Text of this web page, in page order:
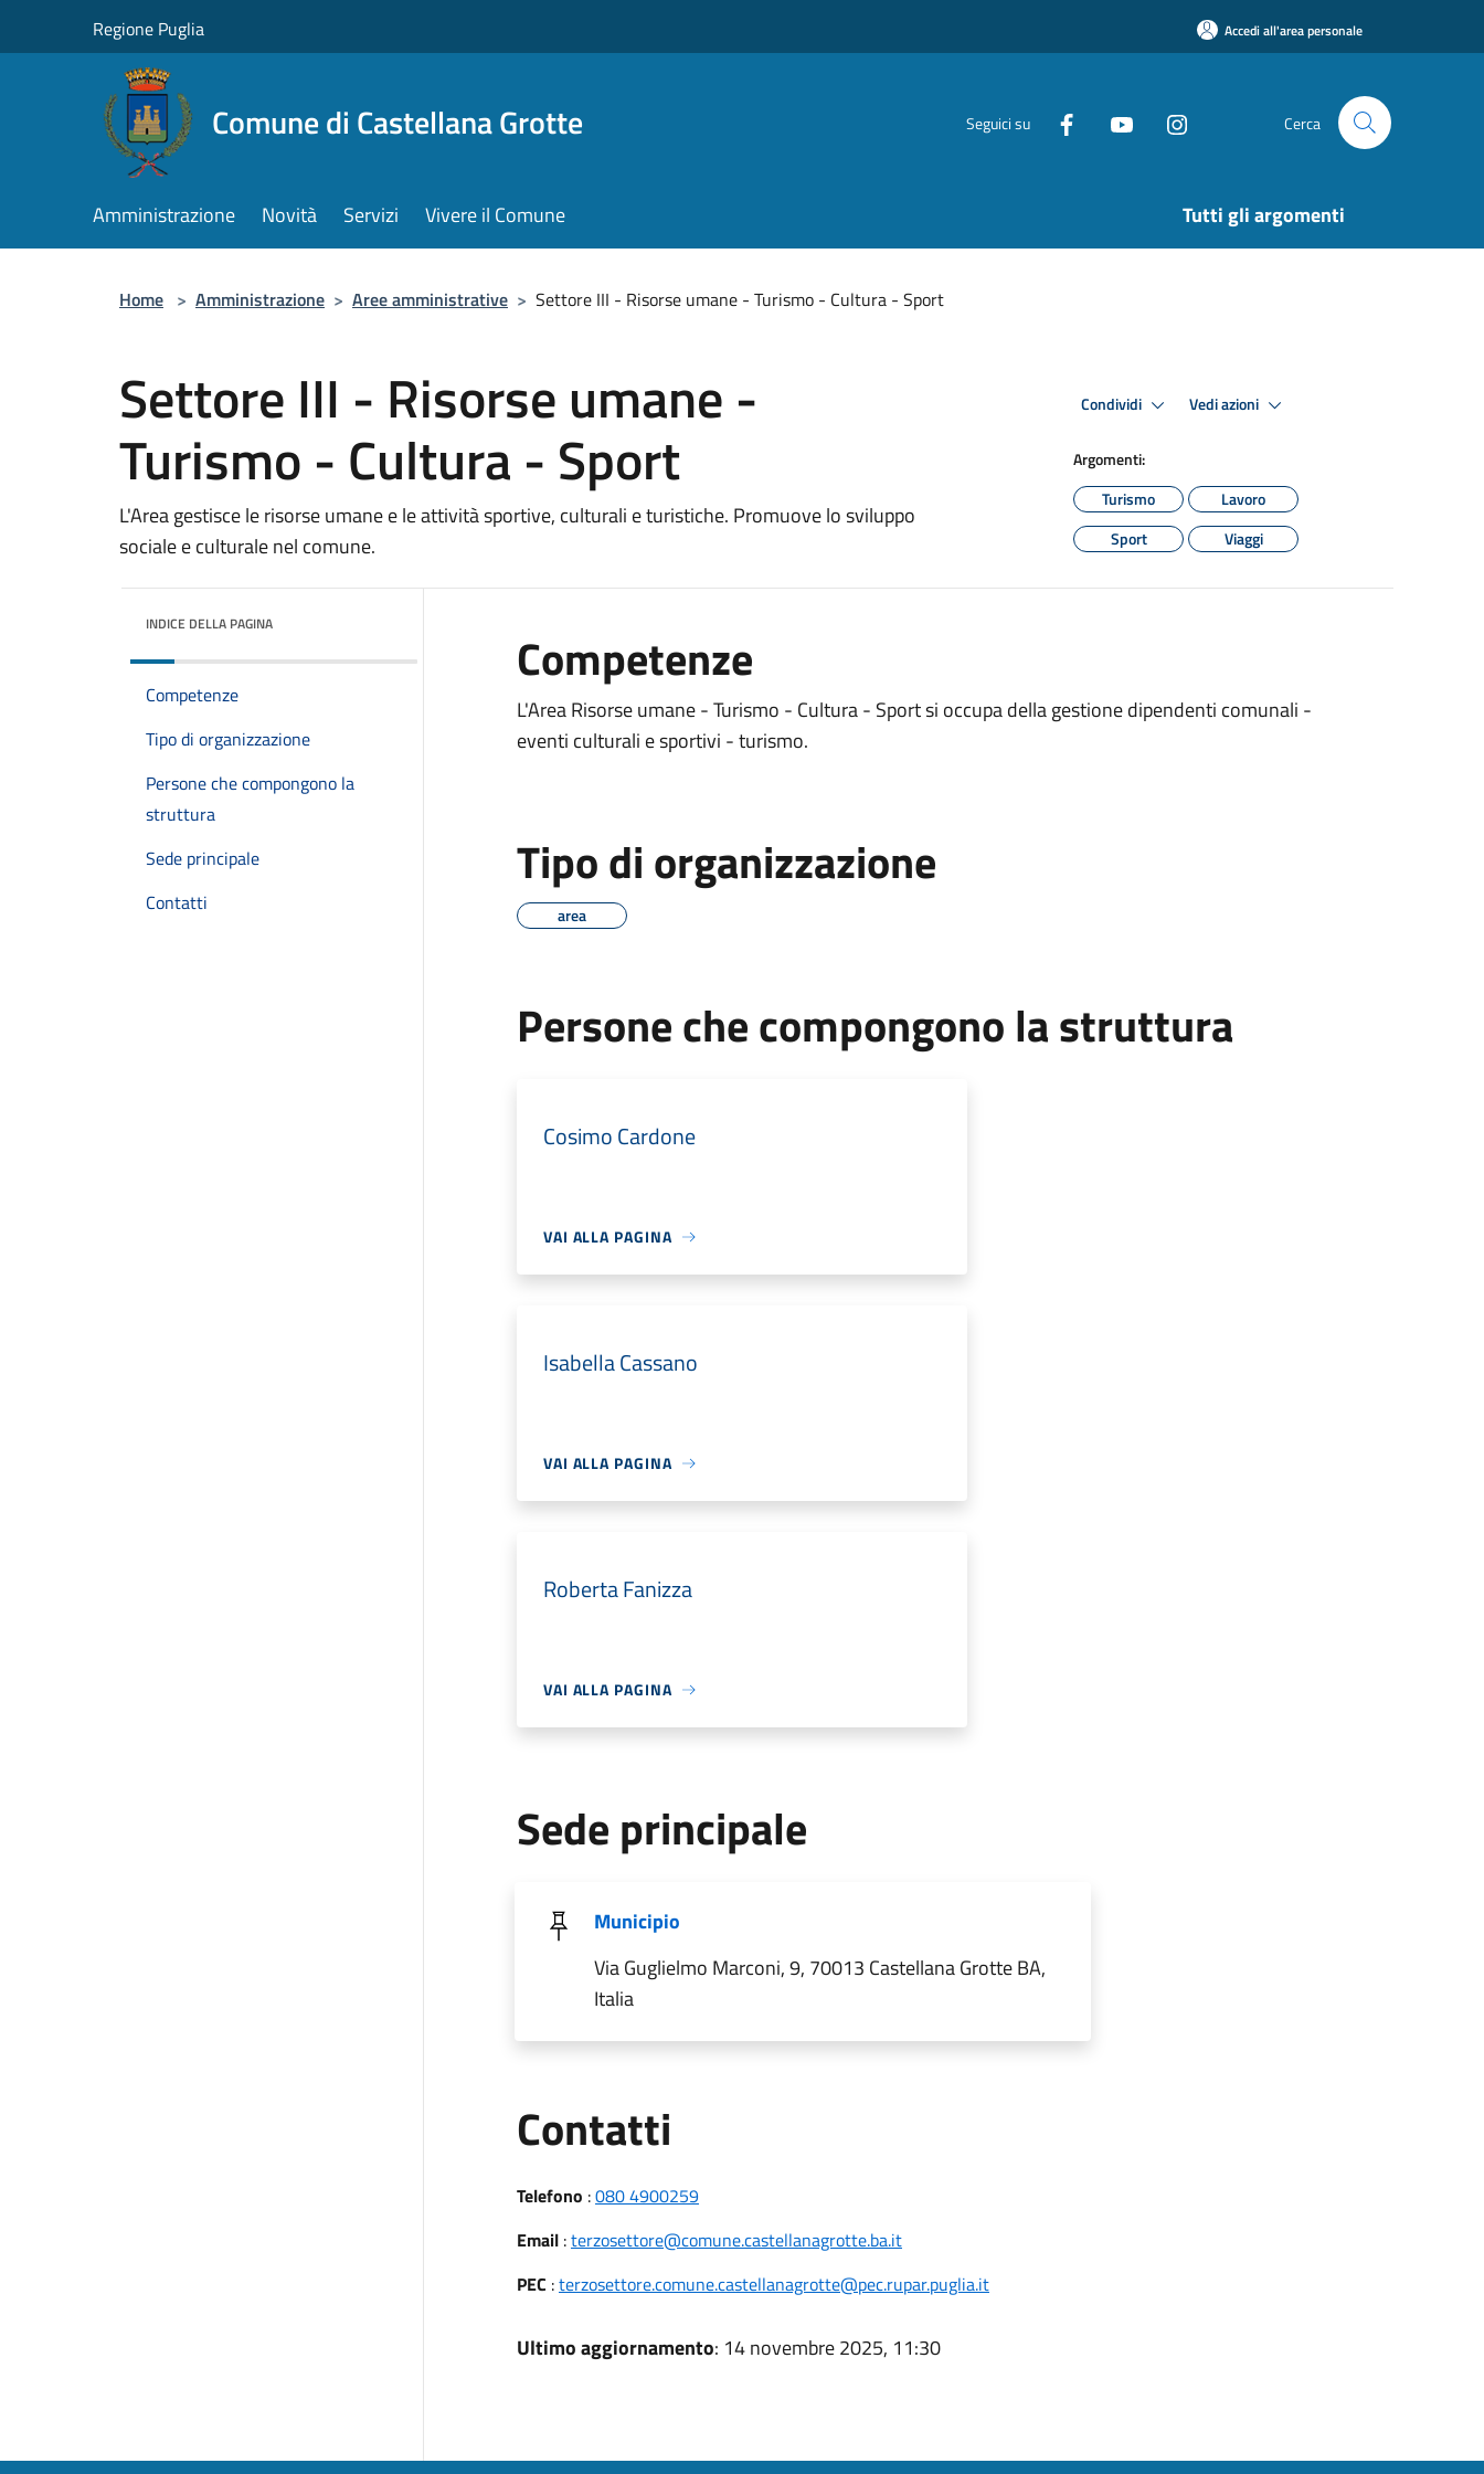
Regione Puglia Accedi all'area personale
Comune di Castellana Grotte Seguici su Cerca
Amministrazione Novità Servizi Vivere il Comune Tutti gli argomenti
Home > Amministrazione > Aree amministrative > Settore III - Risorse umane - Turismo - Cultura - Sport
Settore III - Risorse umane -
Turismo - Cultura - Sport
L'Area gestisce le risorse umane e le attività sportive, culturali e turistiche. Promuove lo sviluppo
sociale e culturale nel comune.
Condividi Vedi azioni
Argomenti:
Turismo
Lavoro
Sport
Viaggi
INDICE DELLA PAGINA
Competenze
Tipo di organizzazione
Persone che compongono la
struttura
Sede principale
Contatti
Competenze
L'Area Risorse umane - Turismo - Cultura - Sport si occupa della gestione dipendenti comunali -
eventi culturali e sportivi - turismo.
Tipo di organizzazione
area
Persone che compongono la struttura
Cosimo Cardone
VAI ALLA PAGINA
Isabella Cassano
VAI ALLA PAGINA
Roberta Fanizza
VAI ALLA PAGINA
Sede principale
Municipio
Via Guglielmo Marconi, 9, 70013 Castellana Grotte BA,
Italia
Contatti
Telefono :080 4900259
Email:terzosettore@comune.castellanagrotte.ba.it
PEC :terzosettore.comune.castellanagrotte@pec.rupar.puglia.it
Ultimo aggiornamento: 14 novembre 2025, 11:30